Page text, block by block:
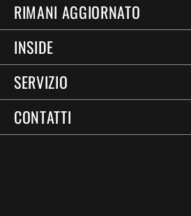
RIMANI AGGIORNATO
INSIDE
SERVIZIO
CONTATTI